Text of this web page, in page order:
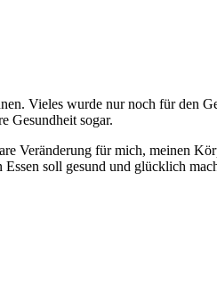
Vieles wurde nur noch für den
Gesundheit sogar.
Veränderung für mich, meinen
Essen soll gesund und glücklich